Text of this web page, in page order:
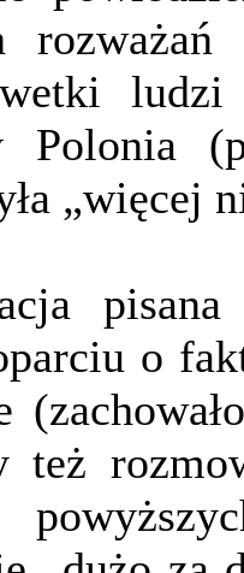
ludzi
Polonia
„więcej
o
też